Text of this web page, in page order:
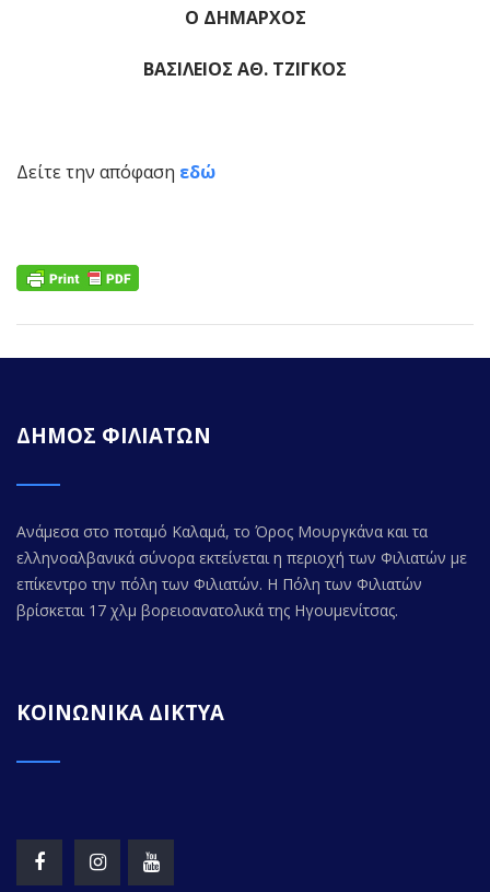
Ο ΔΗΜΑΡΧΟΣ
ΒΑΣΙΛΕΙΟΣ ΑΘ. ΤΖΙΓΚΟΣ
Δείτε την απόφαση εδώ
ΔΗΜΟΣ ΦΙΛΙΑΤΩΝ
Ανάμεσα στο ποταμό Καλαμά, το Όρος Μουργκάνα και τα
ελληνοαλβανικά σύνορα εκτείνεται η περιοχή των Φιλιατών με
επίκεντρο την πόλη των Φιλιατών. Η Πόλη των Φιλιατών
βρίσκεται 17 χλμ βορειοανατολικά της Ηγουμενίτσας.
ΚΟΙΝΩΝΙΚΑ ΔΙΚΤΥΑ